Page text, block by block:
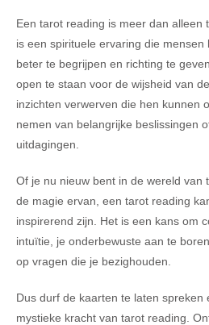
Een tarot reading is meer dan alleen
is een spirituele ervaring die
beter te begrijpen en richting te
open te staan voor de wijsheid van
inzichten verwerven die hen kunnen
nemen van belangrijke beslissingen
uitdagingen.
Of je nu nieuw bent in de wereld van
de magie ervan, een tarot reading
inspirerend zijn. Het is een kans om
intuïtie, je onderbewuste aan te
op vragen die je bezighouden.
Dus durf de kaarten te laten spreken
mystieke kracht van tarot reading.